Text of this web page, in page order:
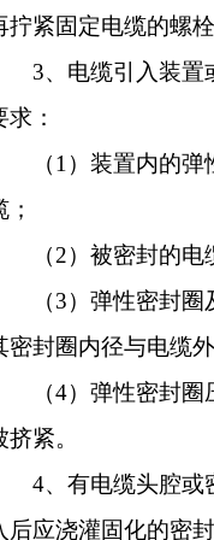
拧紧固定电缆的螺栓
电缆引入装置或
求：
1）装置内的弹性
；
2）被密封的电缆
3）弹性密封圈及
密封圈内径与电缆
4）弹性密封圈压
挤紧。
有电缆头腔或密
后应浇灌固化的密